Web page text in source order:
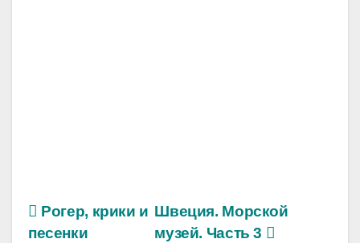
Швеция. Морской
музей. Часть 3
Рогер, крики и
песенки